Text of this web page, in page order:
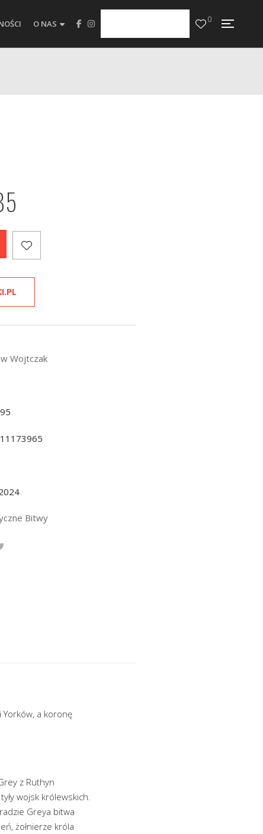
O NAS 0
Wojtczak
Bitwy
Yorków, a koronę
z Ruthyn
wojsk królewskich.
Greya bitwa
żołnierze króla